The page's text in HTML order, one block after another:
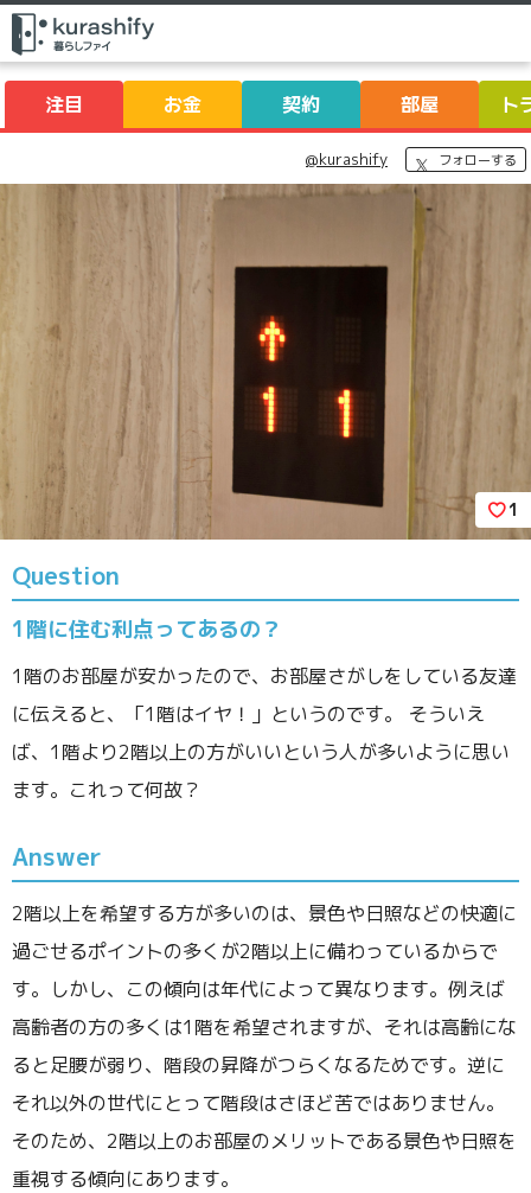
注目 お金 契約 部屋 ト
@kurashify フォローする
1
1階に住む利点ってあるの？
Question
1階のお部屋が安かったので、お部屋さがしをしている友達
に伝えると、「1階はイヤ！」というのです。 そういえ
ば、1階より2階以上の方がいいという人が多いように思い
ます。これって何故？
Answer
2階以上を希望する方が多いのは、景色や日照などの快適に
過ごせるポイントの多くが2階以上に備わっているからで
す。しかし、この傾向は年代によって異なります。例えば
高齢者の方の多くは1階を希望されますが、それは高齢にな
ると足腰が弱り、階段の昇降がつらくなるためです。逆に
それ以外の世代にとって階段はさほど苦ではありません。
そのため、2階以上のお部屋のメリットである景色や日照を
重視する傾向にあります。